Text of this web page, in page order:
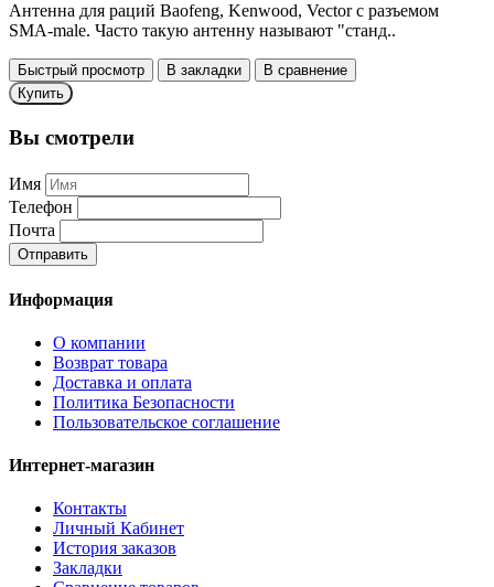
Антенна для раций Baofeng, Kenwood, Vector с разъемом
SMA-male. Часто такую антенну называют "станд..
Быстрый просмотр В закладки
В сравнение
Купить
Вы смотрели
Имя
Телефон
Почта
Отправить
Информация
О компании
Возврат товара
Доставка и оплата
Политика Безопасности
Пользовательское соглашение
Интернет-магазин
Контакты
Личный Кабинет
История заказов
Закладки